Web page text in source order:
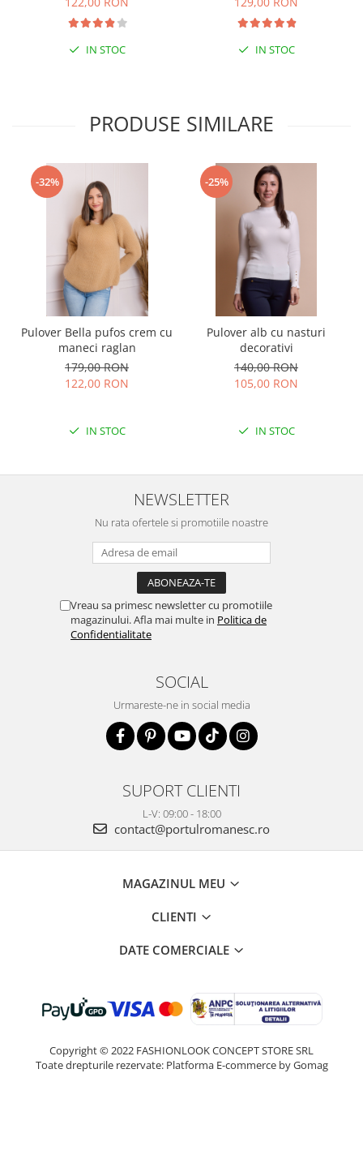
IN STOC IN STOC
PRODUSE SIMILARE
-32%
Pulover Bella pufos crem cu
maneci raglan
179,00 RON
122,00 RON
IN STOC
-25%
Pulover alb cu nasturi
decorativi
140,00 RON
105,00 RON
IN STOC
NEWSLETTER
Nu rata ofertele si promotiile noastre
Vreau sa primesc newsletter cu promotiile
magazinului. Afla mai multe in Politica de
Confidentialitate
SOCIAL
Urmareste-ne in social media
SUPORT CLIENTI
L-V: 09:00 - 18:00
contact@portulromanesc.ro
MAGAZINUL MEU
CLIENTI
DATE COMERCIALE
Copyright © 2022 FASHIONLOOK CONCEPT STORE SRL
Toate drepturile rezervate: Platforma E-commerce by Gomag